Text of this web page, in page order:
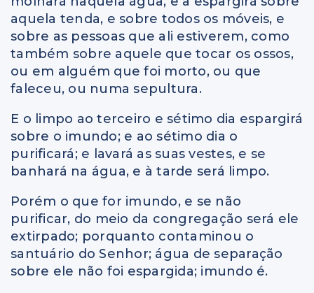
aquela tenda, e sobre todos os móveis, e
sobre as pessoas que ali estiverem, como
também sobre aquele que tocar os ossos,
ou em alguém que foi morto, ou que
faleceu, ou numa sepultura.
E o limpo ao terceiro e sétimo dia espargirá
sobre o imundo; e ao sétimo dia o
purificará; e lavará as suas vestes, e se
banhará na água, e à tarde será limpo.
Porém o que for imundo, e se não
purificar, do meio da congregação será ele
extirpado; porquanto contaminou o
santuário do Senhor; água de separação
sobre ele não foi espargida; imundo é.